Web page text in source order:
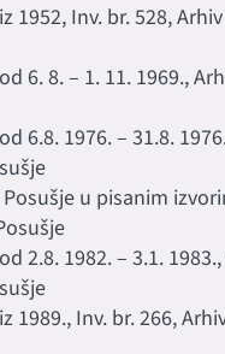
1952, Inv. br. 528,
6. 8. – 1. 11. 1969.,
6.8. 1976. – 31.8.
Posušje u pisanim
2.8. 1982. – 3.1.
1989., Inv. br. 266,